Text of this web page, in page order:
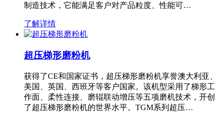
制造技术，它能满足客户对产品粒度、性能可…
了解详情
超压梯形磨粉机
获得了CE和国家证书，超压梯形磨粉机享誉澳大利亚、
美国、英国、西班牙等客户国家。该机型采用了梯形工
作面、柔性连接、磨辊联动增压等五项磨机技术，开创
了超压梯形磨粉机的世界水平。TGM系列超压…